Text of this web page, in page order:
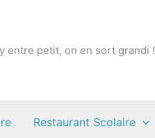
entre petit, on en sort grandi !
Restaurant Scolaire